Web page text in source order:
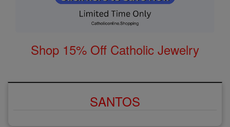
Shop 15% Off Catholic Jewelry
SANTOS